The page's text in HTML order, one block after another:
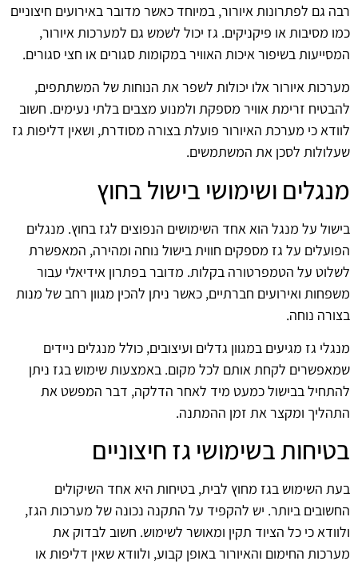
רבה גם לפתרונות איורור, במיוחד כאשר מדובר באירועים חיצוניים
כמו מסיבות או פיקניקים. גז יכול לשמש גם למערכות איורור,
המסייעות בשיפור איכות האוויר במקומות סגורים או חצי סגורים.
מערכות איורור אלו יכולות לשפר את הנוחות של המשתתפים,
להבטיח זרימת אוויר מספקת ולמנוע מצבים בלתי נעימים. חשוב
לוודא כי מערכת האיורור פועלת בצורה מסודרת, ושאין דליפות גז
שעלולות לסכן את המשתמשים.
מנגלים ושימושי בישול בחוץ
בישול על מנגל הוא אחד השימושים הנפוצים לגז בחוץ. מנגלים
הפועלים על גז מספקים חווית בישול נוחה ומהירה, המאפשרת
לשלוט על הטמפרטורה בקלות. מדובר בפתרון אידיאלי עבור
משפחות ואירועים חברתיים, כאשר ניתן להכין מגוון רחב של מנות
בצורה נוחה.
מנגלי גז מגיעים במגוון גדלים ועיצובים, כולל מנגלים ניידים
שמאפשרים לקחת אותם לכל מקום. באמצעות שימוש בגז ניתן
להתחיל בבישול כמעט מיד לאחר הדלקה, דבר המפשט את
התהליך ומקצר את זמן ההמתנה.
בטיחות בשימושי גז חיצוניים
בעת השימוש בגז מחוץ לבית, בטיחות היא אחד השיקולים
החשובים ביותר. יש להקפיד על התקנה נכונה של מערכות הגז,
ולוודא כי כל הציוד תקין ומאושר לשימוש. חשוב לבדוק את
מערכות החימום והאיורור באופן קבוע, ולוודא שאין דליפות או